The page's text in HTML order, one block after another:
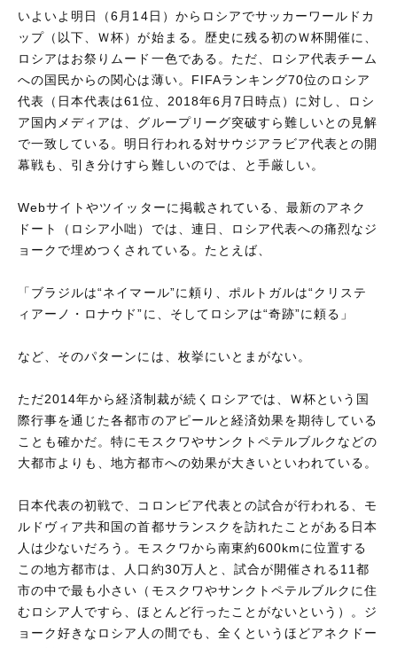
いよいよ明日（6月14日）からロシアでサッカーワールドカ
ップ（以下、Ｗ杯）が始まる。歴史に残る初のＷ杯開催に、
ロシアはお祭りムード一色である。ただ、ロシア代表チーム
への国民からの関心は薄い。FIFAランキング70位のロシア
代表（日本代表は61位、2018年6月7日時点）に対し、ロシ
ア国内メディアは、グループリーグ突破すら難しいとの見解
で一致している。明日行われる対サウジアラビア代表との開
幕戦も、引き分けすら難しいのでは、と手厳しい。
Webサイトやツイッターに掲載されている、最新のアネク
ドート（ロシア小咄）では、連日、ロシア代表への痛烈なジ
ョークで埋めつくされている。たとえば、
「ブラジルは“ネイマール”に頼り、ポルトガルは“クリステ
ィアーノ・ロナウド”に、そしてロシアは“奇跡”に頼る」
など、そのパターンには、枚挙にいとまがない。
ただ2014年から経済制裁が続くロシアでは、Ｗ杯という国
際行事を通じた各都市のアピールと経済効果を期待している
ことも確かだ。特にモスクワやサンクトペテルブルクなどの
大都市よりも、地方都市への効果が大きいといわれている。
日本代表の初戦で、コロンビア代表との試合が行われる、モ
ルドヴィア共和国の首都サランスクを訪れたことがある日本
人は少ないだろう。モスクワから南東約600kmに位置する
この地方都市は、人口約30万人と、試合が開催される11都
市の中で最も小さい（モスクワやサンクトペテルブルクに住
むロシア人ですら、ほとんど行ったことがないという）。ジ
ョーク好きなロシア人の間でも、全くというほどアネクドー